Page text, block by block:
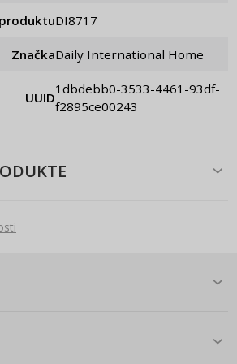
DI8717
Značka Daily International Home
UUID
1dbdebb0-3533-4461-93df-
f2895ce00243